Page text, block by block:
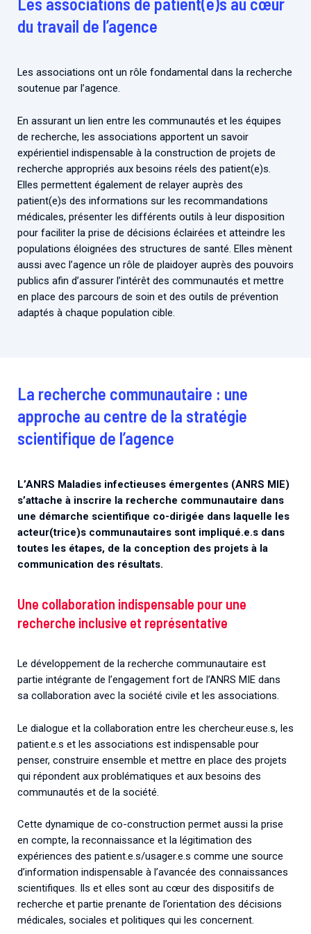
Associations de patient.e.s
Collaboration avec les acteurs communautaires
Cellules Émergence
du travail de l’agence
Les associations ont un rôle fondamental dans la recherche
soutenue par l’agence.
En assurant un lien entre les communautés et les équipes
de recherche, les associations apportent un savoir
expérientiel indispensable à la construction de projets de
recherche appropriés aux besoins réels des patient(e)s.
Elles permettent également de relayer auprès des
patient(e)s des informations sur les recommandations
médicales, présenter les différents outils à leur disposition
pour faciliter la prise de décisions éclairées et atteindre les
populations éloignées des structures de santé. Elles mènent
aussi avec l’agence un rôle de plaidoyer auprès des pouvoirs
publics afin d’assurer l’intérêt des communautés et mettre
en place des parcours de soin et des outils de prévention
adaptés à chaque population cible.
La recherche communautaire : une
approche au centre de la stratégie
scientifique de l’agence
L’ANRS Maladies infectieuses émergentes (ANRS MIE)
s’attache à inscrire la recherche communautaire dans
une démarche scientifique co-dirigée dans laquelle les
acteur(trice)s communautaires sont impliqué.e.s dans
toutes les étapes, de la conception des projets à la
communication des résultats.
Une collaboration indispensable pour une
recherche inclusive et représentative
Le développement de la recherche communautaire est
partie intégrante de l’engagement fort de l’ANRS MIE dans
sa collaboration avec la société civile et les associations.
Le dialogue et la collaboration entre les chercheur.euse.s, les
patient.e.s et les associations est indispensable pour
penser, construire ensemble et mettre en place des projets
qui répondent aux problématiques et aux besoins des
communautés et de la société.
Cette dynamique de co-construction permet aussi la prise
en compte, la reconnaissance et la légitimation des
expériences des patient.e.s/usager.e.s comme une source
d’information indispensable à l’avancée des connaissances
scientifiques. Ils et elles sont au cœur des dispositifs de
recherche et partie prenante de l’orientation des décisions
médicales, sociales et politiques qui les concernent.